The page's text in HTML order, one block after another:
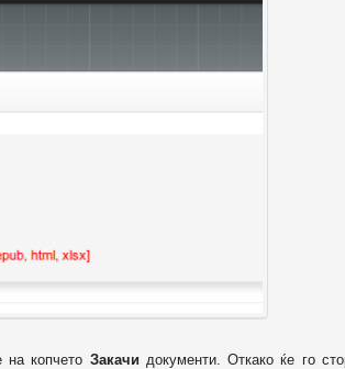
на копчето Закачи документи. Откако ќе го